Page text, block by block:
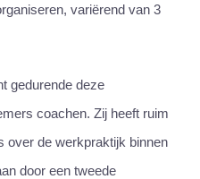
variërend van 3
gedurende deze
coachen. Zij heeft ruim
over de werkpraktijk binnen
door een tweede